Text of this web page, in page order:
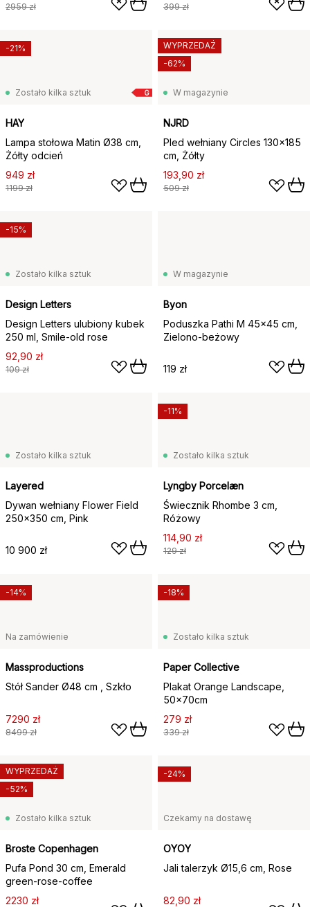
2959 zł 399 zł
G
Zostało kilka sztuk
HAY
Lampa stołowa Matin Ø38 cm,
Żółty odcień
949 zł
1199 zł
-21%
W magazynie
NJRD
Pled wełniany Circles 130x185
cm, Żółty
193,90 zł
509 zł
WYPRZEDAŻ
-62%
Zostało kilka sztuk
Design Letters
Design Letters ulubiony kubek
250 ml, Smile-old rose
92,90 zł
109 zł
-15%
W magazynie
Byon
Poduszka Pathi M 45x45 cm,
Zielono-beżowy
119 zł
Zostało kilka sztuk
Layered
Dywan wełniany Flower Field
250x350 cm, Pink
10 900 zł
Zostało kilka sztuk
Lyngby Porcelæn
Świecznik Rhombe 3 cm,
Różowy
114,90 zł
129 zł
-11%
Na zamówienie
Massproductions
Stół Sander Ø48 cm , Szkło
7290 zł
8499 zł
-14%
Zostało kilka sztuk
Paper Collective
Plakat Orange Landscape,
50x70cm
279 zł
339 zł
-18%
Zostało kilka sztuk
Broste Copenhagen
Pufa Pond 30 cm, Emerald
green-rose-coffee
2230 zł
WYPRZEDAŻ
-52%
Czekamy na dostawę
OYOY
Jali talerzyk Ø15,6 cm, Rose
82,90 zł
-24%